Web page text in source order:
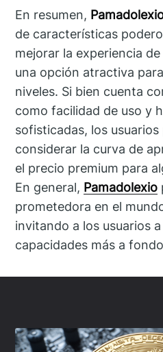
En resumen,
de características
mejorar la experiencia
una opción atractiva
niveles. Si bien cuenta
como facilidad de uso y
sofisticadas, los
considerar la curva de
el precio premium para
En general, Pamadolexio
prometedora en el
invitando a los usuarios
capacidades más a